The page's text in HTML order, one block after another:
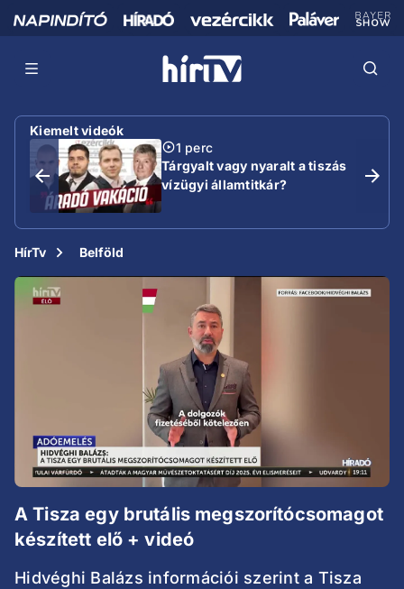
Kiemelt videók
1 perc
Tárgyalt vagy nyaralt a tiszás
vízügyi államtitkár?
HírTv Belföld
A Tisza egy brutális megszorítócsomagot
készített elő + videó
Hidvéghi Balázs információi szerint a Tisza